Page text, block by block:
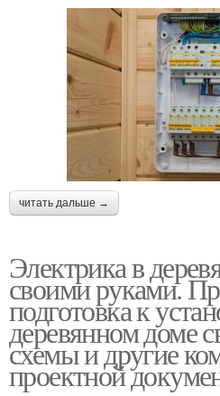
читать дальше →
Электрика в
своими руками.
подготовка к
деревянном доме
схемы и другие
проектной